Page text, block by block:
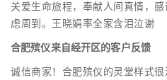
关爱生命旅程，奉献人间真情，
虑周到。王晓娟率全家含泪泣谢
合肥殡仪来自经开区的客户反馈
诚信商家！合肥殡仪的灵堂样式